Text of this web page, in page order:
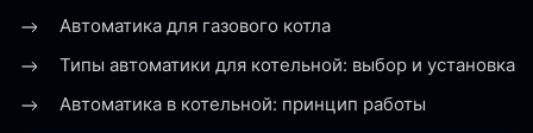
Автоматика для газового котла
Типы автоматики для котельной: выбор и установка
Автоматика в котельной: принцип работы